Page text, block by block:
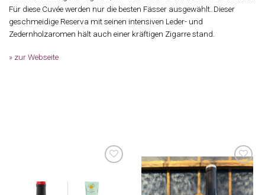
Für diese Cuvée werden nur die besten Fässer ausgewählt. Dieser
geschmeidige Reserva mit seinen intensiven Leder- und
Zedernholzaromen hält auch einer kräftigen Zigarre stand.
» zur Webseite
Wunschliste
Auf die
Wunschliste